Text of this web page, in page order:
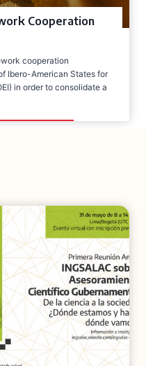
Cooperation
cooperation
Ibero-American States for
in order to consolidate a